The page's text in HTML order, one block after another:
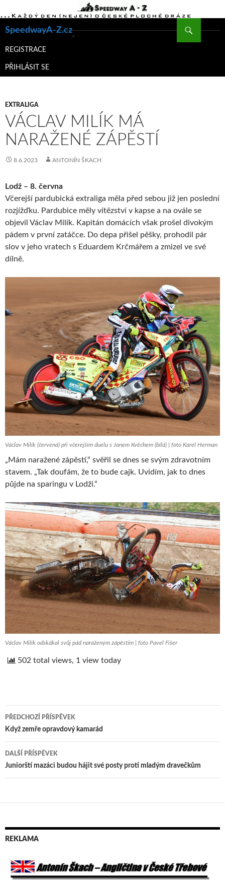
SpeedwayA-Z.cz
K
WEBU
REGISTRACE
PŘIHLÁSIT SE
EXTRALIGA
VÁCLAV MILÍK MÁ
NARAŽENÉ ZÁPĚSTÍ
8.6.2023 ANTONÍN ŠKACH
Lodž – 8. června
Včerejší pardubická extraliga měla před sebou již jen poslední
rozjížďku. Pardubice měly vítězství v kapse a na ovále se
objevil Václav Milík. Kapitán domácích však prošel divokým
pádem v první zatáčce. Do depa přišel pěšky, prohodil pár
slov v jeho vratech s Eduardem Krčmářem a zmizel ve své
dílně.
Václav Milík (červená) při včerejším duelu s Janem Kvěchem (bílá) | foto Karel Herman
„Mám naražené zápěstí,“ svěřil se dnes se svým zdravotním
stavem. „Tak doufám, že to bude cajk. Uvidím, jak to dnes
půjde na sparingu v Lodži.“
Václav Milík odskákal svůj pád naraženým zápěstím | foto Pavel Fišer
502 total views, 1 view today
Navigace
pro
příspěvek
PŘEDCHOZÍ PŘÍSPĚVEK
Když zemře opravdový kamarád
DALŠÍ PŘÍSPĚVEK
Juniorští mazáci budou hájit své posty proti mladým dravečkům
REKLAMA